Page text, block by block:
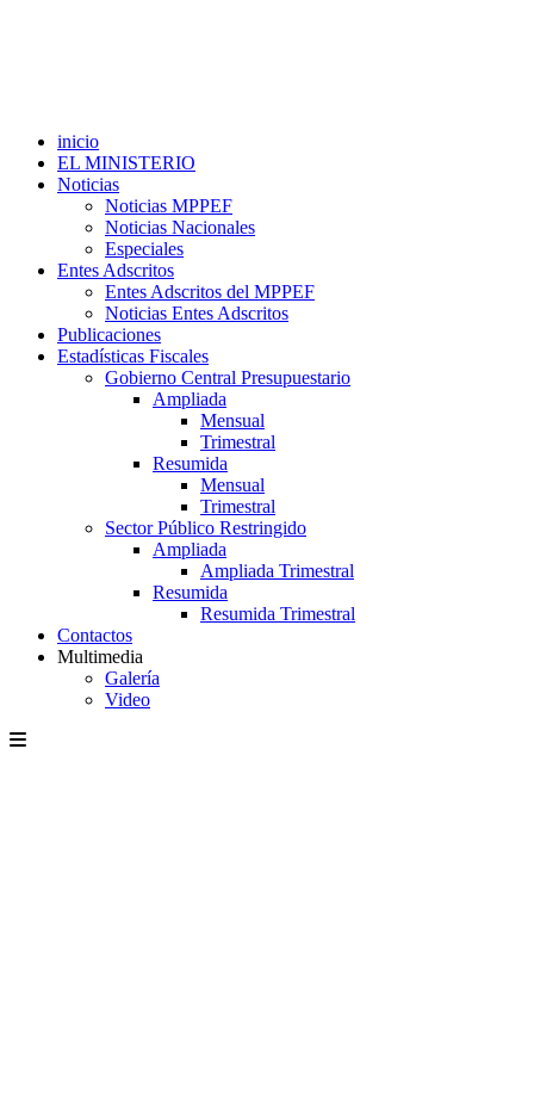
inicio
EL MINISTERIO
Noticias
Noticias MPPEF
Noticias Nacionales
Especiales
Entes Adscritos
Entes Adscritos del MPPEF
Noticias Entes Adscritos
Publicaciones
Estadísticas Fiscales
Gobierno Central Presupuestario
Ampliada
Mensual
Trimestral
Resumida
Mensual
Trimestral
Sector Público Restringido
Ampliada
Ampliada Trimestral
Resumida
Resumida Trimestral
Contactos
Multimedia
Galería
Video